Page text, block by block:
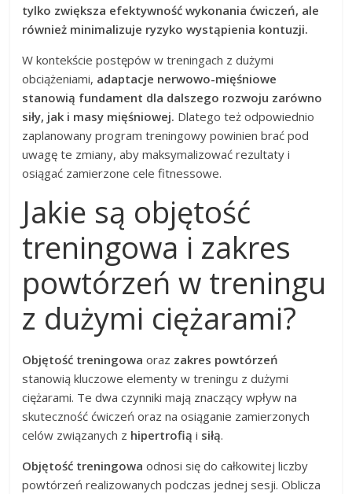
tylko zwiększa efektywność wykonania ćwiczeń, ale
również minimalizuje ryzyko wystąpienia kontuzji.
W kontekście postępów w treningach z dużymi
obciążeniami, adaptacje nerwowo-mięśniowe
stanowią fundament dla dalszego rozwoju zarówno
siły, jak i masy mięśniowej. Dlatego też odpowiednio
zaplanowany program treningowy powinien brać pod
uwagę te zmiany, aby maksymalizować rezultaty i
osiągać zamierzone cele fitnessowe.
Jakie są objętość
treningowa i zakres
powtórzeń w treningu
z dużymi ciężarami?
Objętość treningowa oraz zakres powtórzeń
stanowią kluczowe elementy w treningu z dużymi
ciężarami. Te dwa czynniki mają znaczący wpływ na
skuteczność ćwiczeń oraz na osiąganie zamierzonych
celów związanych z hipertrofią i siłą.
Objętość treningowa odnosi się do całkowitej liczby
powtórzeń realizowanych podczas jednej sesji. Oblicza